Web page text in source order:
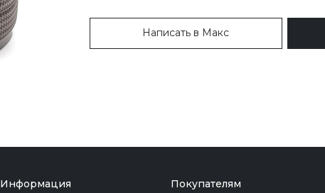
Написать в Макс
Информация Покупателям